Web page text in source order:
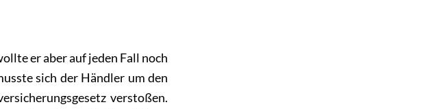
er aber auf jeden Fall noch
sich der Händler um den
verstoßen.